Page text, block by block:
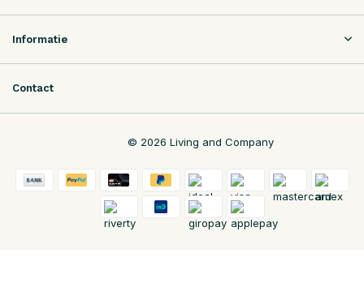
Informatie
Contact
© 2026 Living and Company